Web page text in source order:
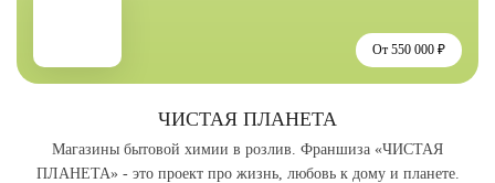
От 550 000 ₽
ЧИСТАЯ ПЛАНЕТА
Магазины бытовой химии в розлив. Франшиза «ЧИСТАЯ
ПЛАНЕТА» - это проект про жизнь, любовь к дому и планете.